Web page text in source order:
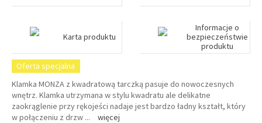
Karta produktu
Informacje o
bezpieczeństwie
produktu
Oferta specjalna
Klamka MONZA z kwadratową tarczką pasuje do nowoczesnych
wnętrz. Klamka utrzymana w stylu kwadratu ale delikatne
zaokrąglenie przy rękojeści nadaje jest bardzo ładny kształt, który
w połączeniu z drzw ... więcej